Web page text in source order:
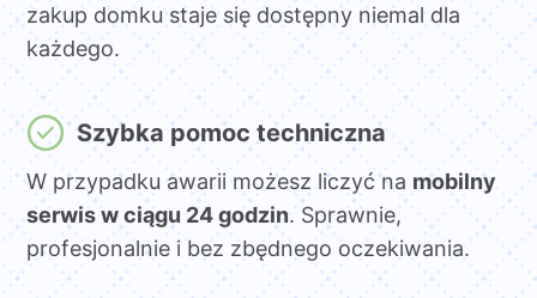
zakup domku staje się dostępny niemal dla
każdego.
Szybka pomoc techniczna
W przypadku awarii możesz liczyć na mobilny
serwis w ciągu 24 godzin. Sprawnie,
profesjonalnie i bez zbędnego oczekiwania.